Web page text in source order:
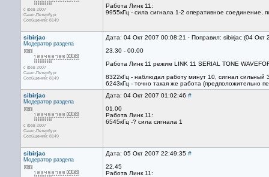
с фев 2007
Санкт-Петербург
Сообщений: 8149
Работа Линк 11:
9955кГц - сила сигнала 1-2 оперативное соединение,
sibirjac
Модератор раздела
с фев 2007
Санкт-Петербург
Сообщений: 8149
Дата: 04 Окт 2007 00:08:21 · Поправил: sibirjac (04
23.30 - 00.00
Работа Линк 11 режим LINK 11 SERIAL TONE
8322кГц - наблюдал работу минут 10, сигнал сильный
6243кГц - точно такая же работа (предположительно
sibirjac
Модератор раздела
с фев 2007
Санкт-Петербург
Сообщений: 8149
Дата: 04 Окт 2007 01:02:46 #
01.00
Работа Линк 11:
6545кГц -? сила сигнала 1
sibirjac
Модератор раздела
Дата: 05 Окт 2007 22:49:35 #
22.45
Работа Линк 11: